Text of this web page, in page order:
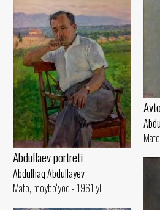
Abdullaev portreti
Abdulhaq Abdullayev
Mato, moybo‘yoq - 1961 yil